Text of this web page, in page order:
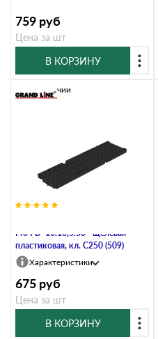
759 руб
Цена за шт
В КОРЗИНУ
Pro РВ -10.13,5.50 - щелевая
пластиковая, кл. С250 (509)
В наличии
Характеристики
675 руб
Цена за шт
В КОРЗИНУ